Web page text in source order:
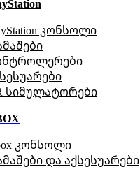
კონსოლი
სუარები
სიმულატორები
კონსოლი
და აქსესუარები